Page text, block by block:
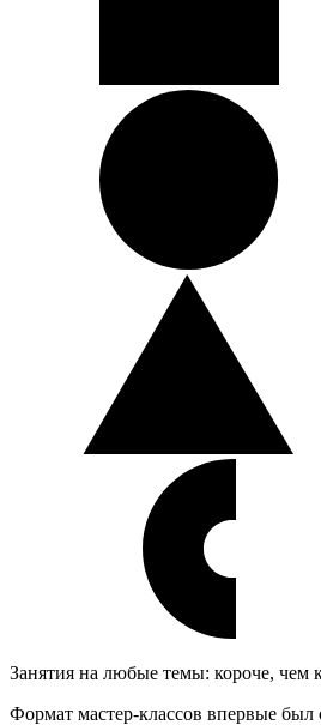
Занятия на любые темы: короче, чем
Формат мастер-классов впервые